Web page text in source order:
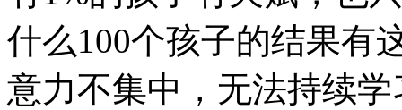
什么100个孩子的结果有
意力不集中，无法持续